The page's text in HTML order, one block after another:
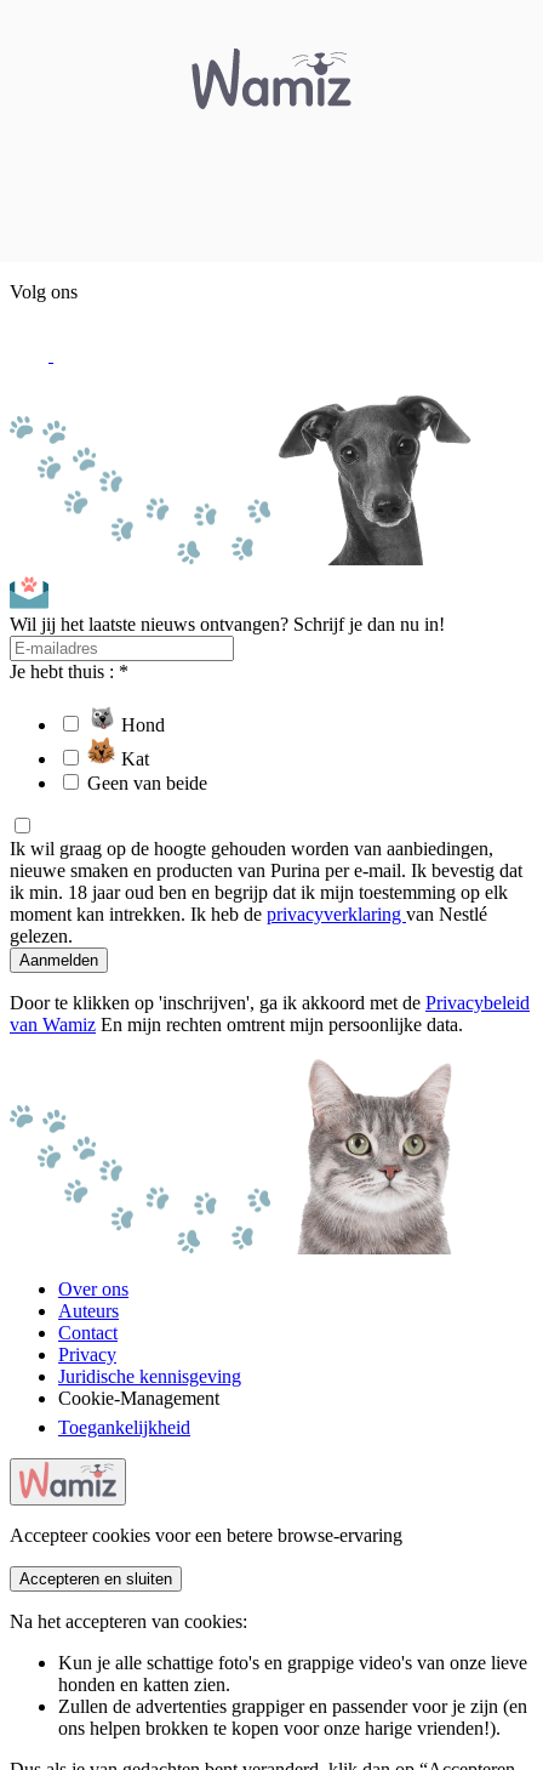
Volg ons
Wil jij het laatste nieuws ontvangen? Schrijf je dan nu in!
Je hebt thuis : *
Hond
Kat
Geen van beide
Ik wil graag op de hoogte gehouden worden van aanbiedingen,
nieuwe smaken en producten van Purina per e-mail. Ik bevestig dat
ik min. 18 jaar oud ben en begrijp dat ik mijn toestemming op elk
moment kan intrekken. Ik heb de privacyverklaring van Nestlé
gelezen.
Aanmelden
Door te klikken op 'inschrijven', ga ik akkoord met de Privacybeleid
van Wamiz En mijn rechten omtrent mijn persoonlijke data.
Over ons
Auteurs
Contact
Privacy
Juridische kennisgeving
Cookie-Management
Toegankelijkheid
Accepteer cookies voor een betere browse-ervaring
Accepteren en sluiten
Na het accepteren van cookies:
Kun je alle schattige foto's en grappige video's van onze lieve
honden en katten zien.
Zullen de advertenties grappiger en passender voor je zijn (en
ons helpen brokken te kopen voor onze harige vrienden!).